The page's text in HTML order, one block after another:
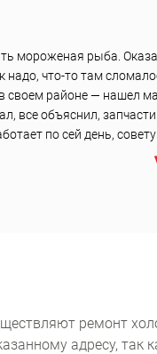
мороженая рыба.
надо, что-то там
своем районе — нашел
все объяснил, запчасти
по сей день,
ремонт
адресу,